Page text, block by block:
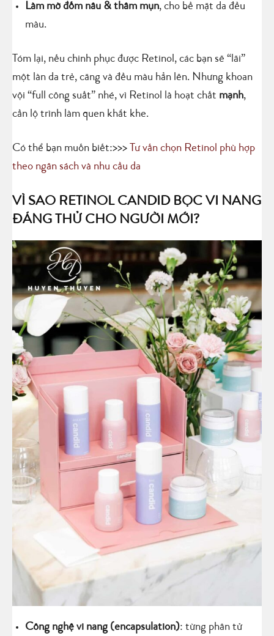
Làm mờ đốm nâu & thâm mụn, cho bề mặt da đều
màu.
Tóm lại, nếu chinh phục được Retinol, các bạn sẽ “lãi”
một làn da trẻ, căng và đều màu hẳn lên. Nhưng khoan
vội “full công suất” nhé, vì Retinol là hoạt chất mạnh,
cần lộ trình làm quen khắt khe.
Có thể bạn muốn biết:>>> Tư vấn chọn Retinol phù hợp
theo ngân sách và nhu cầu da
VÌ SAO RETINOL CANDID BỌC VI NANG
ĐÁNG THỬ CHO NGƯỜI MỚI?
Công nghệ vi nang (encapsulation): từng phân tử